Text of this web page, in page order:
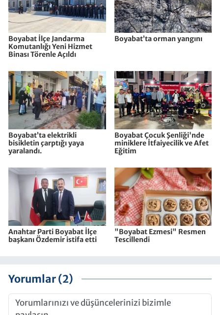
Boyabat İlçe Jandarma
Komutanlığı Yeni Hizmet
Binası Törenle Açıldı
Boyabat’ta orman yangını
Boyabat’ta elektrikli
bisikletin çarptığı yaya
yaralandı.
Boyabat Çocuk Şenliği'nde
miniklere İtfaiyecilik ve Afet
Eğitim
Anahtar Parti Boyabat İlçe
başkanı Özdemir istifa etti
"Boyabat Ezmesi" Resmen
Tescillendi
Yorumlar (2)